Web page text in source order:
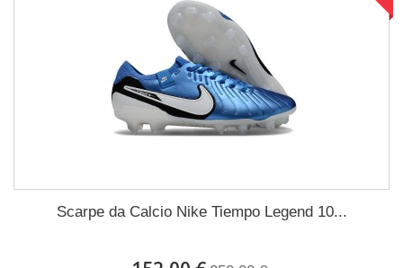
Scarpe da Calcio Nike Tiempo Legend 10...